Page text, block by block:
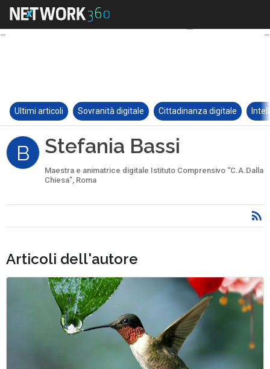
Ultimi articoli Sovranità digitale Cittadinanza digitale
B Stefania Bassi
Maestra e animatrice digitale Istituto Comprensivo “C.A.Dalla
Chiesa”, Roma
Articoli dell'autore